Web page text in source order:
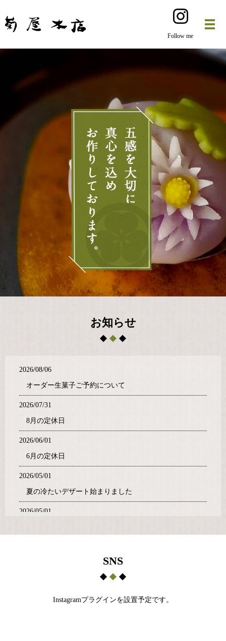
Follow me
お知らせ
2026/08/06
オーダー生菓子ご予約について
2026/07/31
8月の定休日
2026/06/01
6月の定休日
2026/05/01
夏の冷たいデザート始まりました
2026/05/01
4月の定休日
SNS
Instagramプラグインを設置予定です。